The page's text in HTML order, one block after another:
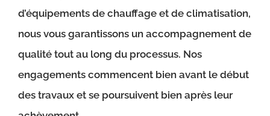
d’équipements de chauffage et de climatisation,
nous vous garantissons un accompagnement de
qualité tout au long du processus. Nos
engagements commencent bien avant le début
des travaux et se poursuivent bien après leur